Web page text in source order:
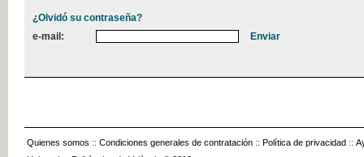
¿Olvidó su contraseña?
e-mail:
Quienes somos :: Condiciones generales de contratación :: Política de privacidad ::